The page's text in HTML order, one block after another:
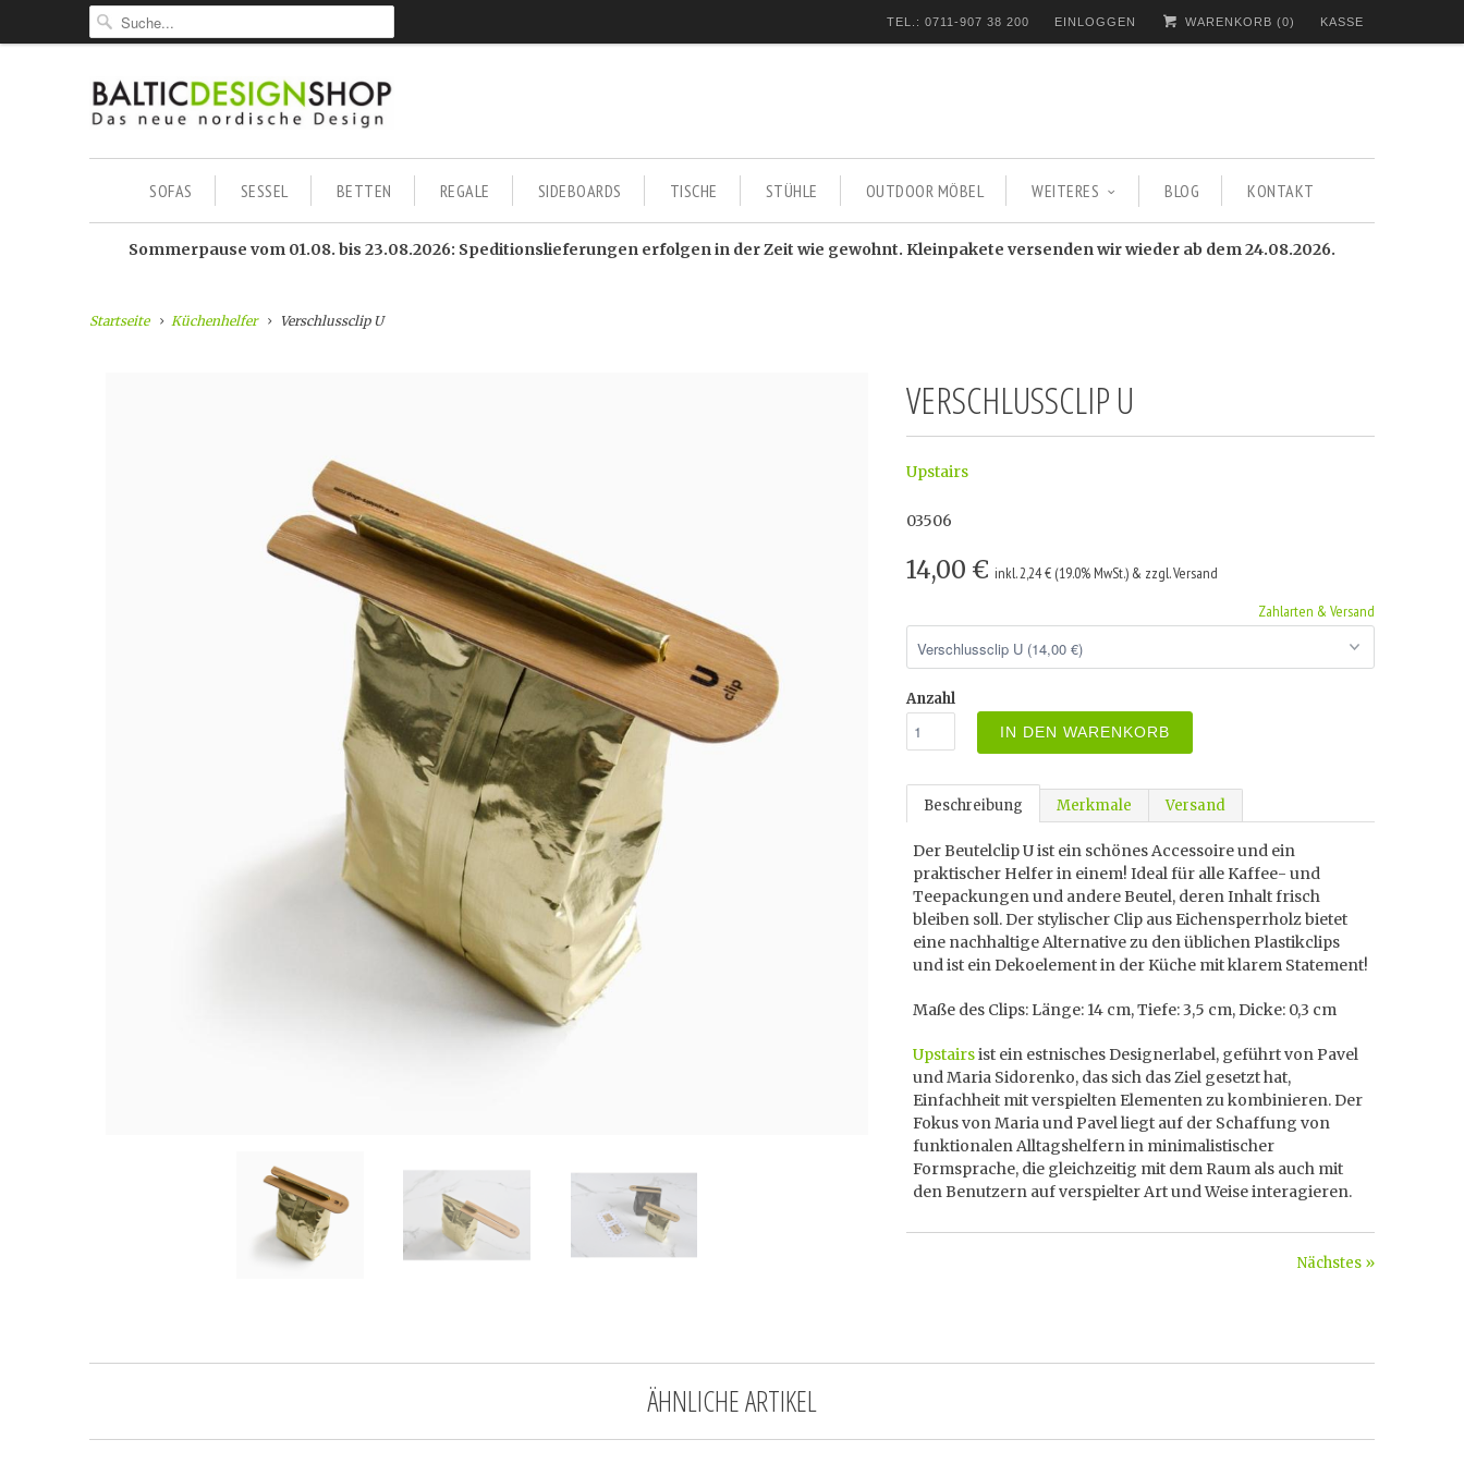
TEL.: 0711-907 38 200 EINLOGGEN WARENKORB (0) KASSE
SOFAS SESSEL BETTEN REGALE SIDEBOARDS TISCHE STÜHLE OUTDOOR MÖBEL WEITERES BLOG KONTAKT
Sommerpause vom 01.08. bis 23.08.2026: Speditionslieferungen erfolgen in der Zeit wie gewohnt. Kleinpakete versenden wir wieder ab dem 24.08.2026.
Startseite Küchenhelfer Verschlussclip U
VERSCHLUSSCLIP U
Upstairs
03506
14,00 € inkl. 2,24 € (19.0% MwSt.) & zzgl. Versand
Zahlarten & Versand
Anzahl
IN DEN WARENKORB
Beschreibung Merkmale Versand
Der Beutelclip U ist ein schönes Accessoire und ein
praktischer Helfer in einem! Ideal für alle Kaffee- und
Teepackungen und andere Beutel, deren Inhalt frisch
bleiben soll. Der stylischer Clip aus Eichensperrholz bietet
eine nachhaltige Alternative zu den üblichen Plastikclips
und ist ein Dekoelement in der Küche mit klarem Statement!
Maße des Clips: Länge: 14 cm, Tiefe: 3,5 cm, Dicke: 0,3 cm
Upstairsist ein estnisches Designerlabel, geführt von Pavel
und Maria Sidorenko, das sich das Ziel gesetzt hat,
Einfachheit mit verspielten Elementen zu kombinieren. Der
Fokus von Maria und Pavel liegt auf der Schaffung von
funktionalen Alltagshelfern in minimalistischer
Formsprache, die gleichzeitig mit dem Raum als auch mit
den Benutzern auf verspielter Art und Weise interagieren.
Nächstes »
ÄHNLICHE ARTIKEL